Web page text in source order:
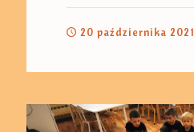
20 października 2021